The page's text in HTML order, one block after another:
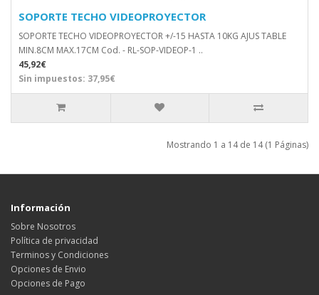
SOPORTE TECHO VIDEOPROYECTOR
SOPORTE TECHO VIDEOPROYECTOR +/-15 HASTA 10KG AJUS TABLE
MIN.8CM MAX.17CM Cod. - RL-SOP-VIDEOP-1 ..
45,92€
Sin impuestos: 37,95€
Mostrando 1 a 14 de 14 (1 Páginas)
Información
Sobre Nosotros
Política de privacidad
Terminos y Condiciones
Opciones de Envio
Opciones de Pago